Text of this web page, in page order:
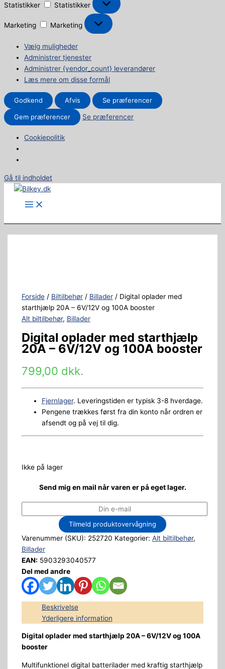
Statistikker Statistikker
Marketing Marketing
Vælg muligheder
Administrer tjenester
Administrer {vendor_count} leverandører
Læs mere om disse formål
Godkend Afvis Se præferencer
Gem præferencer Se præferencer
Cookiepolitik
Gå til indholdet
Forside/ Biltilbehør/ Billader/ Digital oplader med
starthjælp 20A – 6V/12V og 100A booster
Alt biltilbehør, Billader
Digital oplader med starthjælp
20A – 6V/12V og 100A booster
799,00 dkk.
Fjernlager. Leveringstiden er typisk 3-8 hverdage.
Pengene trækkes først fra din konto når ordren er
afsendt og på vej til dig.
Ikke på lager
Send mig en mail når varen er på eget lager.
Tilmeld produktovervågning
Varenummer (SKU): 252720 Kategorier: Alt biltilbehør,
Billader
EAN: 5903293040577
Del med andre
Beskrivelse
Yderligere information
Digital oplader med starthjælp 20A – 6V/12V og 100A
booster
Multifunktionel digital batterilader med kraftig starthjælp